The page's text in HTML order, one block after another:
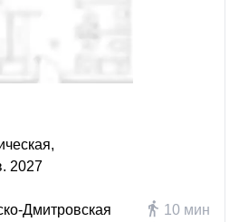
2027
Дмитровская
10 мин